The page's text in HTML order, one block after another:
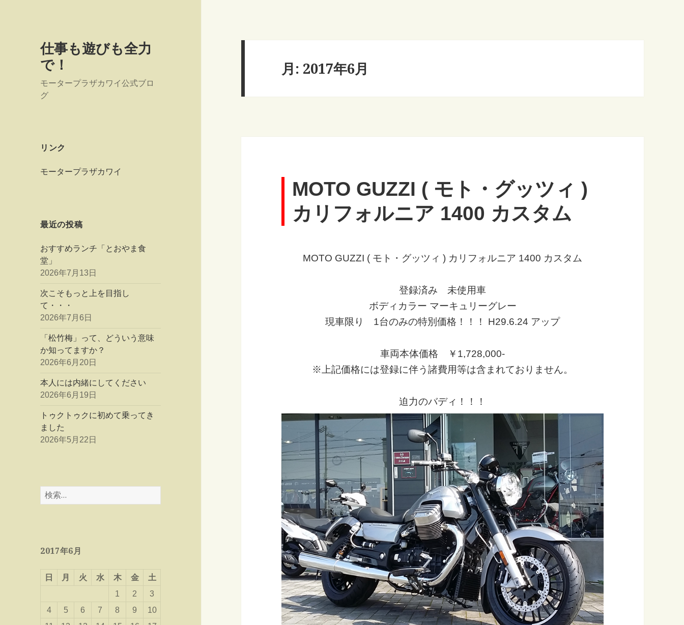
仕事も遊びも全力
で！
モータープラザカワイ公式ブロ
グ
リンク
モータープラザカワイ
最近の投稿
おすすめランチ「とおやま食
堂」
2026年7月13日
次こそもっと上を目指し
て・・・
2026年7月6日
「松竹梅」って、どういう意味
か知ってますか？
2026年6月20日
本人には内緒にしてください
2026年6月19日
トゥクトゥクに初めて乗ってき
ました
2026年5月22日
検
索:
2017年6月
日 月 火 水 木 金
土
1
2
3
4
5 6 7 8 9
10
月: 2017年6月
MOTO GUZZI ( モト・グッツィ )
カリフォルニア 1400 カスタム
MOTO GUZZI ( モト・グッツィ ) カリフォルニア 1400 カスタム
登録済み 未使用車
ボディカラー マーキュリーグレー
現車限り 1台のみの特別価格！！！ H29.6.24 アップ
車両本体価格 ￥1,728,000-
※上記価格には登録に伴う諸費用等は含まれておりません。
迫力のバディ！！！